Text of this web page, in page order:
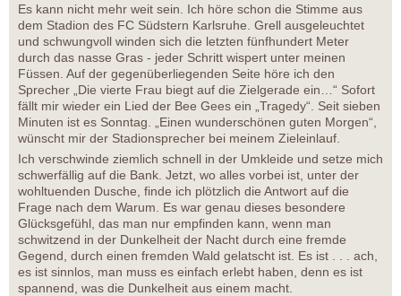
Es kann nicht mehr weit sein. Ich höre schon die Stimme aus
dem Stadion des FC Südstern Karlsruhe. Grell ausgeleuchtet
und schwungvoll winden sich die letzten fünfhundert Meter
durch das nasse Gras - jeder Schritt wispert unter meinen
Füssen. Auf der gegenüberliegenden Seite höre ich den
Sprecher „Die vierte Frau biegt auf die Zielgerade ein…“ Sofort
fällt mir wieder ein Lied der Bee Gees ein „Tragedy“. Seit sieben
Minuten ist es Sonntag. „Einen wunderschönen guten Morgen“,
wünscht mir der Stadionsprecher bei meinem Zieleinlauf.
Ich verschwinde ziemlich schnell in der Umkleide und setze mich
schwerfällig auf die Bank. Jetzt, wo alles vorbei ist, unter der
wohltuenden Dusche, finde ich plötzlich die Antwort auf die
Frage nach dem Warum. Es war genau dieses besondere
Glücksgefühl, das man nur empfinden kann, wenn man
schwitzend in der Dunkelheit der Nacht durch eine fremde
Gegend, durch einen fremden Wald gelatscht ist. Es ist . . . ach,
es ist sinnlos, man muss es einfach erlebt haben, denn es ist
spannend, was die Dunkelheit aus einem macht.